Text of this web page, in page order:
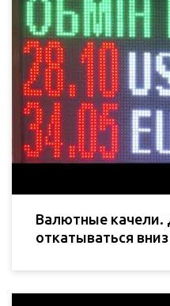
Валютные качели.
откатываться вниз